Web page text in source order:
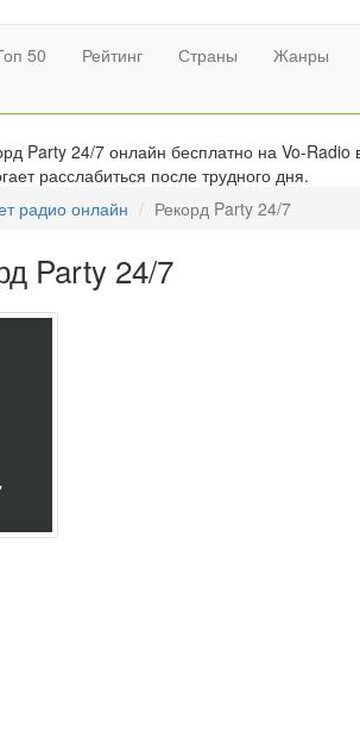
50 Рейтинг Страны Жанры
Party 24/7 онлайн бесплатно на Vo-
расслабиться после трудного дня.
радио онлайн Рекорд Party 24/7
Party 24/7